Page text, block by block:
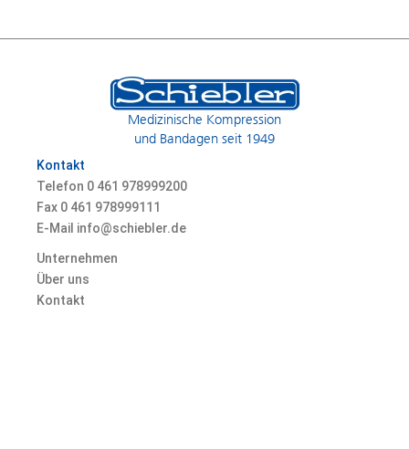
Medizinische Kompression
und Bandagen seit 1949
Kontakt
Telefon 0 461 978999200
Fax 0 461 978999111
E-Mail info@schiebler.de
Unternehmen
Über uns
Kontakt